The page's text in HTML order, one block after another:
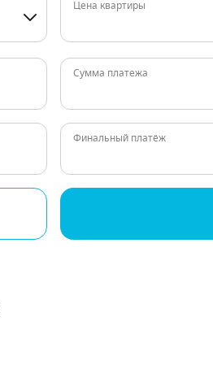
Цена квартиры
Сумма платежа
Финальный платёж